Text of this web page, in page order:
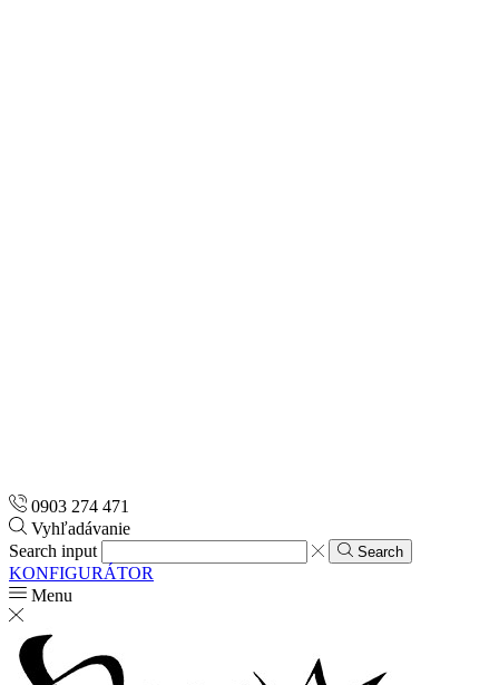
0903 274 471
Vyhľadávanie
Search input
Search
KONFIGURÁTOR
Menu